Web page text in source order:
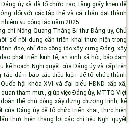
ủy xã đã tổ chức trao, tặng giấy khen để
đối với các tập thể và cá nhân đạt thành
vụ công tác năm 2025.
Nông Quang Thắng-Bí thư Đảng ủy, Chủ
số nội dung cần triển khai thưc hiện trong
đạo, chỉ đạo công tác xây dựng Đảng, xây
phát triển kinh tế, an sinh xã hội, bảo đảm
kế hoạch Nghị quyết của Đảng ủy và cấp trên
tác đảm bảo các điều kiện để tổ chức thành
hội khóa XVI và đại biểu HĐND cấp xã,
tham mưu, giúp việc Đảng ủy, MTTQ Việt
thể chủ động xây dựng chương trình, kế
của Đảng ủy để tổ chức triển khai, thực hiện
thực hiện thắng lợi các chỉ tiêu Nghị quyết